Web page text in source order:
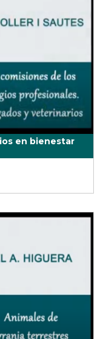
en bienestar